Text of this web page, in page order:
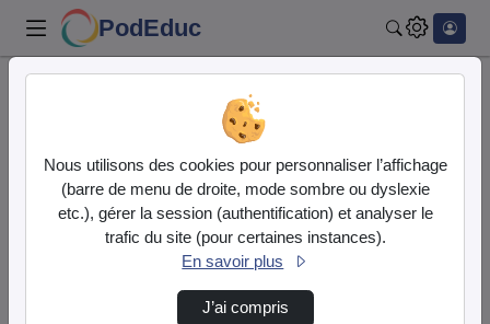
PodEduc
Keith F. Davis - Ray K. Metzker Question 4
Nous utilisons des cookies pour personnaliser l’affichage
(barre de menu de droite, mode sombre ou dyslexie
etc.), gérer la session (authentification) et analyser le
trafic du site (pour certaines instances).
En savoir plus
J’ai compris